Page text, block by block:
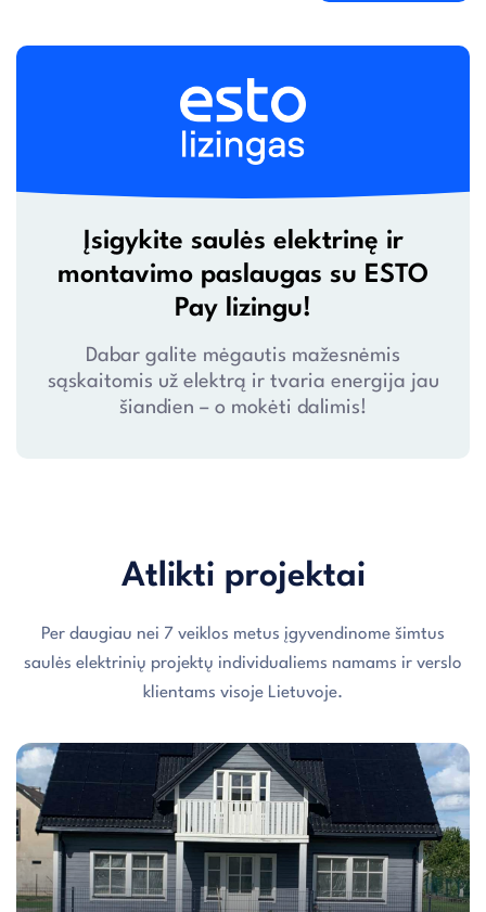
Įsigykite saulės elektrinę ir
montavimo paslaugas su ESTO
Pay lizingu!
Dabar galite mėgautis mažesnėmis
sąskaitomis už elektrą ir tvaria energija jau
šiandien – o mokėti dalimis!
Atlikti projektai
Per daugiau nei 7 veiklos metus įgyvendinome šimtus
saulės elektrinių projektų individualiems namams ir verslo
klientams visoje Lietuvoje.